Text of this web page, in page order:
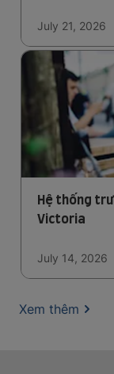
July 21, 2026
Hệ thống
Victoria
July 14, 2026
Xem thêm